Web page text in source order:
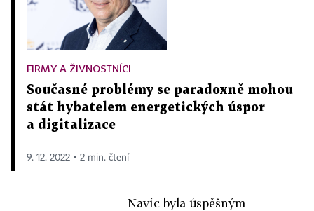
FIRMY A ŽIVNOSTNÍCI
Současné problémy se paradoxně mohou
stát hybatelem energetických úspor
a digitalizace
9. 12. 2022 ▪ 2 min. čtení
Navíc byla úspěšným